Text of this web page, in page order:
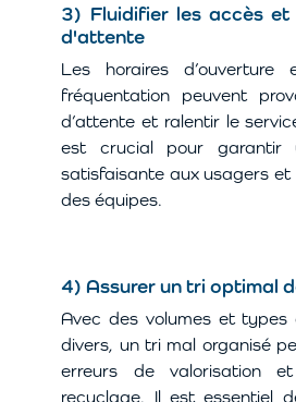
3) Fluidifier les accès
d'attente
Les horaires
fréquentation peuvent
d’attente et ralentir le
est crucial pour garantir
satisfaisante aux usagers et
des équipes.
4) Assurer un tri optimal
Avec des volumes et types
divers, un tri mal organisé
erreurs de valorisation
recyclage. Il est essentiel